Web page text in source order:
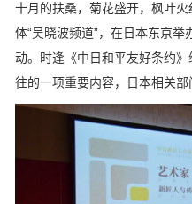
十月的扶桑，菊花盛开，枫叶
体“吴晓波频道”，在日本东京
动。时逢《中日和平友好条约
往的一项重要内容，日本相关部